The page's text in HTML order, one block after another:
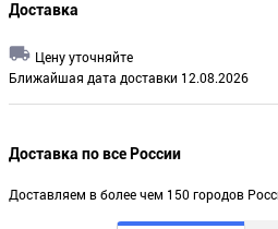
Доставка
Цену уточняйте
Ближайшая дата доставки 12.08.2026
Доставка по все России
Доставляем в более чем 150 городов